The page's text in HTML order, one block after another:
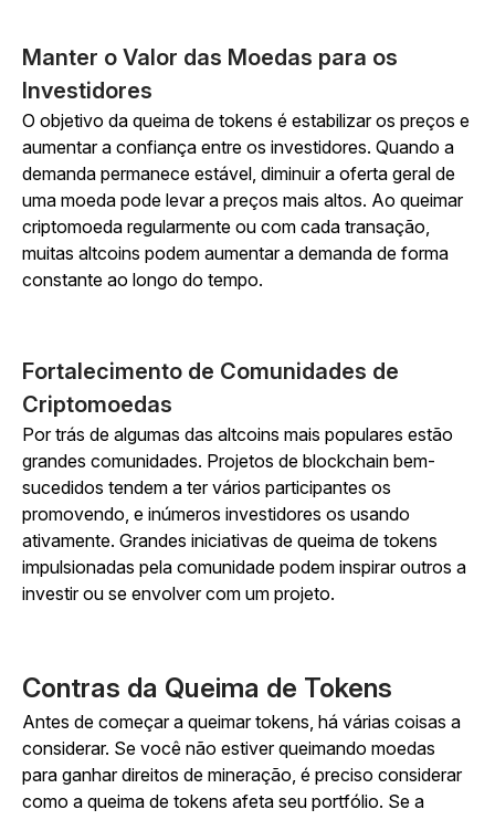
Manter o Valor das Moedas para os
Investidores
O objetivo da queima de tokens é estabilizar os preços e
aumentar a confiança entre os investidores. Quando a
demanda permanece estável, diminuir a oferta geral de
uma moeda pode levar a preços mais altos. Ao queimar
criptomoeda regularmente ou com cada transação,
muitas altcoins podem aumentar a demanda de forma
constante ao longo do tempo.
Fortalecimento de Comunidades de
Criptomoedas
Por trás de algumas das altcoins mais populares estão
grandes comunidades. Projetos de blockchain bem-
sucedidos tendem a ter vários participantes os
promovendo, e inúmeros investidores os usando
ativamente. Grandes iniciativas de queima de tokens
impulsionadas pela comunidade podem inspirar outros a
investir ou se envolver com um projeto.
Contras da Queima de Tokens
Antes de começar a queimar tokens, há várias coisas a
considerar. Se você não estiver queimando moedas
para ganhar direitos de mineração, é preciso considerar
como a queima de tokens afeta seu portfólio. Se a